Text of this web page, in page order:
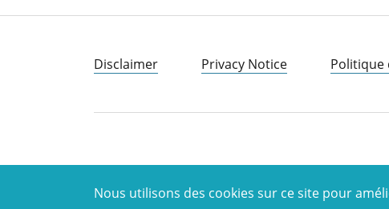
Nous utilisons des cookies sur ce site pour
Disclaimer Privacy Notice Politique